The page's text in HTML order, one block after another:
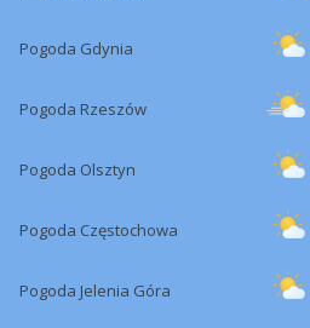
Pogoda Gdynia
Pogoda Rzeszów
Pogoda Olsztyn
Pogoda Częstochowa
Pogoda Jelenia Góra